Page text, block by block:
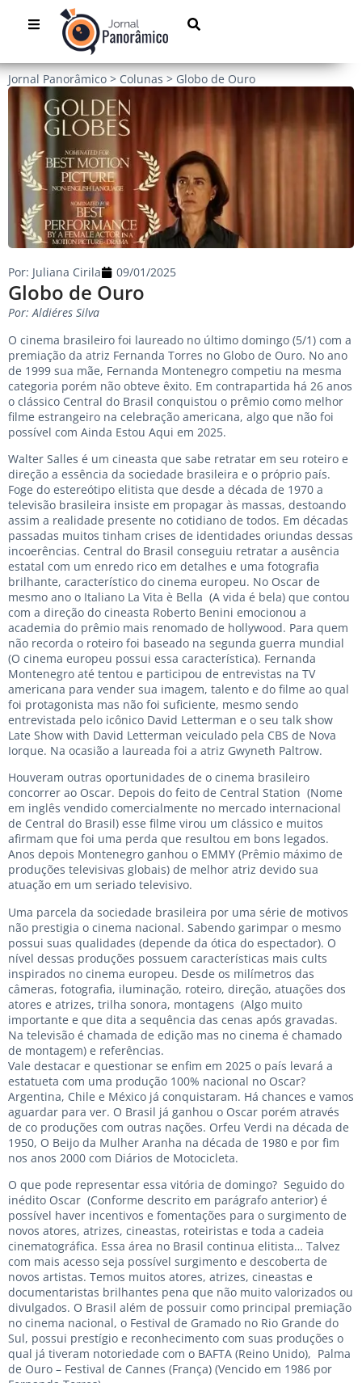
Jornal Panorâmico > Colunas > Globo de Ouro
Globo de Ouro
Por: Juliana Cirila 09/01/2025
Por: Aldiéres Silva
O cinema brasileiro foi laureado no último domingo (5/1) com a
premiação da atriz Fernanda Torres no Globo de Ouro. No ano
de 1999 sua mãe, Fernanda Montenegro competiu na mesma
categoria porém não obteve êxito. Em contrapartida há 26 anos
o clássico Central do Brasil conquistou o prêmio como melhor
filme estrangeiro na celebração americana, algo que não foi
possível com Ainda Estou Aqui em 2025.
Walter Salles é um cineasta que sabe retratar em seu roteiro e
direção a essência da sociedade brasileira e o próprio país.
Foge do estereótipo elitista que desde a década de 1970 a
televisão brasileira insiste em propagar às massas, destoando
assim a realidade presente no cotidiano de todos. Em décadas
passadas muitos tinham crises de identidades oriundas dessas
incoerências. Central do Brasil conseguiu retratar a ausência
estatal com um enredo rico em detalhes e uma fotografia
brilhante, característico do cinema europeu. No Oscar de
mesmo ano o Italiano La Vita è Bella (A vida é bela) que contou
com a direção do cineasta Roberto Benini emocionou a
academia do prêmio mais renomado de hollywood. Para quem
não recorda o roteiro foi baseado na segunda guerra mundial
(O cinema europeu possui essa característica). Fernanda
Montenegro até tentou e participou de entrevistas na TV
americana para vender sua imagem, talento e do filme ao qual
foi protagonista mas não foi suficiente, mesmo sendo
entrevistada pelo icônico David Letterman e o seu talk show
Late Show with David Letterman veiculado pela CBS de Nova
Iorque. Na ocasião a laureada foi a atriz Gwyneth Paltrow.
Houveram outras oportunidades de o cinema brasileiro
concorrer ao Oscar. Depois do feito de Central Station (Nome
em inglês vendido comercialmente no mercado internacional
de Central do Brasil) esse filme virou um clássico e muitos
afirmam que foi uma perda que resultou em bons legados.
Anos depois Montenegro ganhou o EMMY (Prêmio máximo de
produções televisivas globais) de melhor atriz devido sua
atuação em um seriado televisivo.
Uma parcela da sociedade brasileira por uma série de motivos
não prestigia o cinema nacional. Sabendo garimpar o mesmo
possui suas qualidades (depende da ótica do espectador). O
nível dessas produções possuem características mais cults
inspirados no cinema europeu. Desde os milímetros das
câmeras, fotografia, iluminação, roteiro, direção, atuações dos
atores e atrizes, trilha sonora, montagens (Algo muito
importante e que dita a sequência das cenas após gravadas.
Na televisão é chamada de edição mas no cinema é chamado
de montagem) e referências.
Vale destacar e questionar se enfim em 2025 o país levará a
estatueta com uma produção 100% nacional no Oscar?
Argentina, Chile e México já conquistaram. Há chances e vamos
aguardar para ver. O Brasil já ganhou o Oscar porém através
de co produções com outras nações. Orfeu Verdi na década de
1950, O Beijo da Mulher Aranha na década de 1980 e por fim
nos anos 2000 com Diários de Motocicleta.
O que pode representar essa vitória de domingo? Seguido do
inédito Oscar (Conforme descrito em parágrafo anterior) é
possível haver incentivos e fomentações para o surgimento de
novos atores, atrizes, cineastas, roteiristas e toda a cadeia
cinematográfica. Essa área no Brasil continua elitista… Talvez
com mais acesso seja possível surgimento e descoberta de
novos artistas. Temos muitos atores, atrizes, cineastas e
documentaristas brilhantes pena que não muito valorizados ou
divulgados. O Brasil além de possuir como principal premiação
no cinema nacional, o Festival de Gramado no Rio Grande do
Sul, possui prestígio e reconhecimento com suas produções o
qual já tiveram notoriedade com o BAFTA (Reino Unido), Palma
de Ouro – Festival de Cannes (França) (Vencido em 1986 por